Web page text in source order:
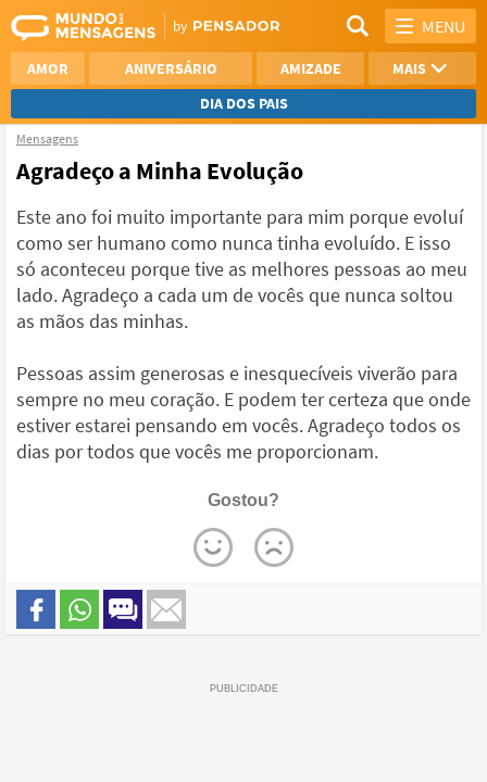
MENU
AMOR ANIVERSÁRIO AMIZADE
MAIS
DIA DOS PAIS
REFLEXÃO
NAMORO
VER TODAS
Mensagens
Agradeço a Minha Evolução
Este ano foi muito importante para mim porque evoluí
como ser humano como nunca tinha evoluído. E isso
só aconteceu porque tive as melhores pessoas ao meu
lado. Agradeço a cada um de vocês que nunca soltou
as mãos das minhas.
Pessoas assim generosas e inesquecíveis viverão para
sempre no meu coração. E podem ter certeza que onde
estiver estarei pensando em vocês. Agradeço todos os
dias por todos que vocês me proporcionam.
Gostou?